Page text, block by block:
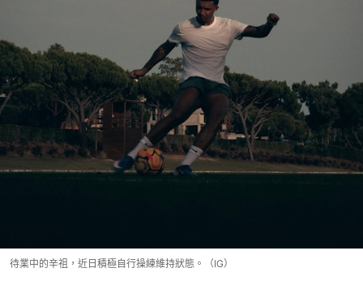
待業中的辛祖，近日積極自行操練維持狀態。（IG）